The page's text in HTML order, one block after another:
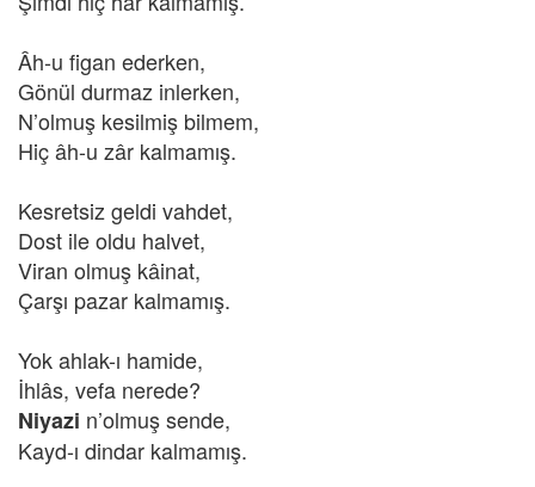
Âh-u figan ederken,
Gönül durmaz inlerken,
N’olmuş kesilmiş bilmem,
Hiç âh-u zâr kalmamış.
Kesretsiz geldi vahdet,
Dost ile oldu halvet,
Viran olmuş kâinat,
Çarşı pazar kalmamış.
Yok ahlak-ı hamide,
İhlâs, vefa nerede?
Niyazi n’olmuş sende,
Kayd-ı dindar kalmamış.